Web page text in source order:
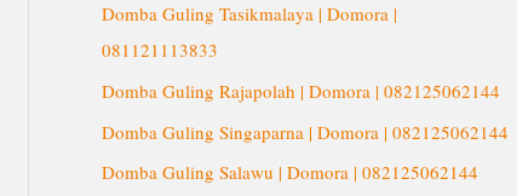
k
:
Domba Guling Tasikmalaya | Domora |
081121113833
Domba Guling Rajapolah | Domora | 082125062144
Domba Guling Singaparna | Domora | 082125062144
Domba Guling Salawu | Domora | 082125062144